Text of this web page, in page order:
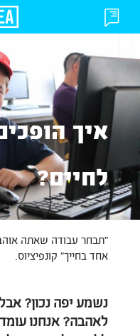
פתח
סגור
טופס
איך
לחיים?
"תבחר עבודה שאתה אוהב
אחד בחייך" קונפיציוס.
נשמע יפה נכון?
לאהבה? אנחנו